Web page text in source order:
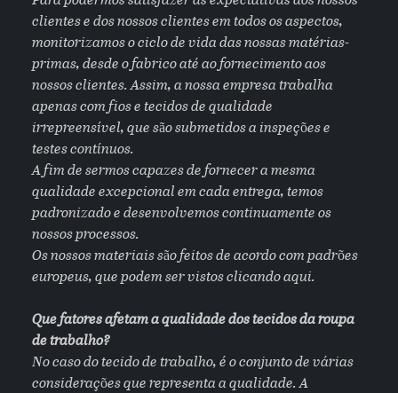
clientes e dos nossos clientes em todos os aspectos,
monitorizamos o ciclo de vida das nossas matérias-
primas, desde o fabrico até ao fornecimento aos
nossos clientes. Assim, a nossa empresa trabalha
apenas com fios e tecidos de qualidade
irrepreensível, que são submetidos a inspeções e
testes contínuos.
A fim de sermos capazes de fornecer a mesma
qualidade excepcional em cada entrega, temos
padronizado e desenvolvemos continuamente os
nossos processos.
Os nossos materiais são feitos de acordo com padrões
europeus, que podem ser vistos clicando aqui.
Que fatores afetam a qualidade dos tecidos da roupa
de trabalho?
No caso do tecido de trabalho, é o conjunto de várias
considerações que representa a qualidade. A